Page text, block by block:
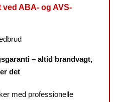
ABA- og AVS-
– altid brandvagt,
det
med professionelle